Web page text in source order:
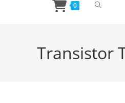
0 Toggle
Transistor